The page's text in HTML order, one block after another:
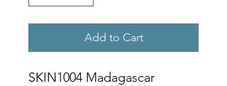
Add to Cart
SKIN1004 Madagascar